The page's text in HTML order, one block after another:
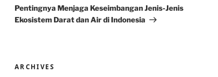
Post
Pentingnya Menjaga Keseimbangan Jenis-Jenis
Ekosistem Darat dan Air di Indonesia
ARCHIVES